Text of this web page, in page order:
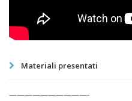
Materiali presentati
——————————-